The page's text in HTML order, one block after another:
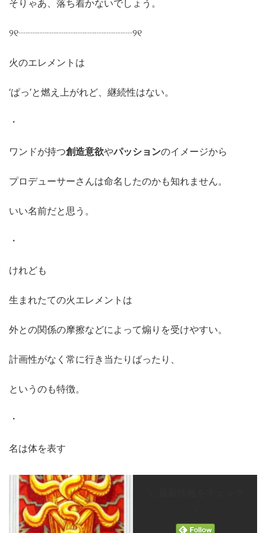
そりゃあ、落ち着かないでしょう。
୨୧┈┈┈┈┈┈┈┈┈┈┈┈୨୧
火のエレメントは
‘ぱっ’と燃え上がれど、継続性はない。
・
ワンドが持つ創造意欲やパッションのイメージから
プロデューサーさんは命名したのかも知れません。
いい名前だと思う。
・
けれども
生まれたての火エレメントは
外との関係の摩擦などによって煽りを受けやすい。
計画性がなく常に行き当たりばったり、
というのも特徴。
・
名は体を表す